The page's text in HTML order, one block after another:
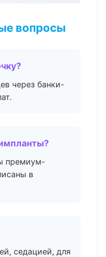
вопросы
через банки-
премиум-
в
седацией, для